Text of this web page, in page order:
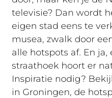
televisie? Dan wordt
eigen stad eens te
musea, zwalk door
alle hotspots af. En ja,
straathoek hoort er
Inspiratie nodig?
in Groningen, de